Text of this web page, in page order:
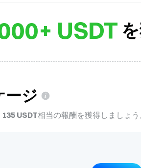
USDT
ージ
135 USDT相当の報酬を獲得しましょう